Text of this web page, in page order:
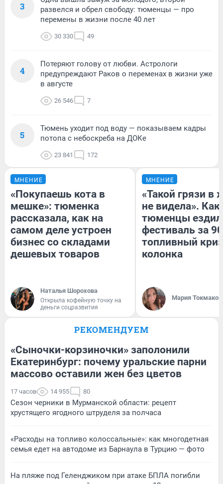
3
развелся и обрел свободу: тюменцы — про
перемены в жизни после 40 лет
30 330 49
4
Потеряют голову от любви. Астрологи
предупреждают Раков о переменах в жизни уже
в августе
26 546 7
5
Тюмень уходит под воду — показываем кадры
потопа с небоскреба на ДОКе
23 841 172
МНЕНИЕ
«Покупаешь кота в
мешке»: тюменка
рассказала, как на
самом деле устроен
бизнес со складами
дешевых товаров
Наталья Шорохова
Открыла кофейную точку на
деньги соцразвития
МНЕНИЕ
«Такой грязи в
не видела». Как
тюменцы
фестиваль за
топливный
колонка
Мария
РЕКОМЕНДУЕМ
«Сыночки-корзиночки» заполонили
Екатеринбург: почему уральские парни
массово оставили жен без цветов
17 часов 14 955 80
Сезон черники в Мурманской области: рецепт
хрустящего ягодного штруделя за полчаса
«Расходы на топливо колоссальные»: как многодетная
семья едет на автодоме из Барнаула в Турцию — фото
На пляже под Геленджиком при атаке БПЛА погибли